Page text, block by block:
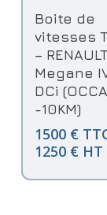
Boite de
vitesses
–
Megane
DCi
-10KM)
1500 €
1250 € HT